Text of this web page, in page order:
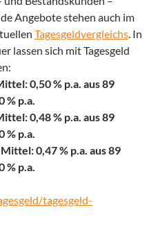
Angebote stehen auch im
Tagesgeldvergleichs. In
lassen sich mit Tagesgeld
0,50 % p.a. aus 89
% p.a.
0,48 % p.a. aus 89
% p.a.
0,47 % p.a. aus 89
% p.a.
tagesgeld-